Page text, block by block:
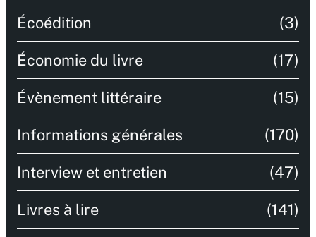
Écoédition (3)
Économie du livre (17)
Évènement littéraire (15)
Informations générales (170)
Interview et entretien (47)
Livres à lire (141)